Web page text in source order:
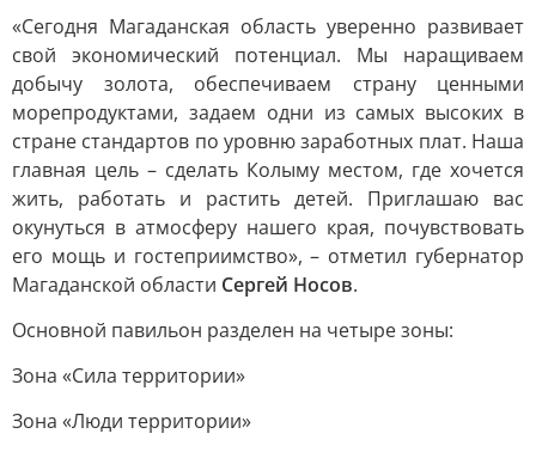
«Сегодня Магаданская область уверенно развивает
свой экономический потенциал. Мы наращиваем
добычу золота, обеспечиваем страну ценными
морепродуктами, задаем одни из самых высоких в
стране стандартов по уровню заработных плат. Наша
главная цель – сделать Колыму местом, где хочется
жить, работать и растить детей. Приглашаю вас
окунуться в атмосферу нашего края, почувствовать
его мощь и гостеприимство», – отметил губернатор
Магаданской области Сергей Носов.
Основной павильон разделен на четыре зоны:
Зона «Сила территории»
Зона «Люди территории»